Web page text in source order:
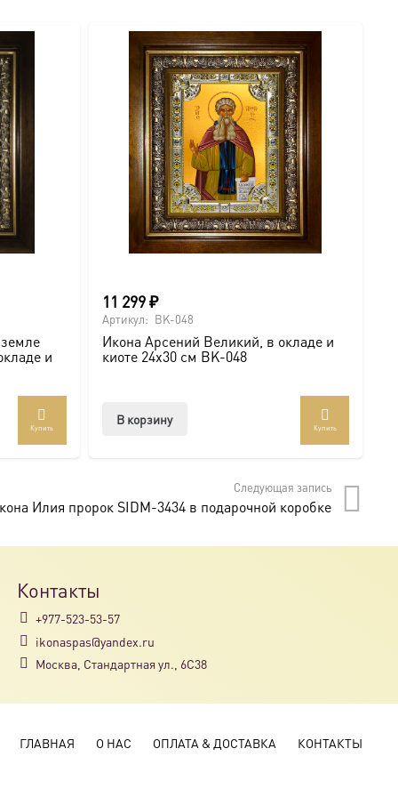
и
Купить
11 299₽
Артикул: BK-048
Икона Арсений Великий, в окладе и
киоте 24х30 см BK-048
В корзину
Купить
Следующая запись
Илия пророк SIDM-3434 в подарочной коробке
Контакты
+977-523-53-57
ikonaspas@yandex.ru
Москва, Стандартная ул., 6С38
ГЛАВНАЯ О НАС ОПЛАТА & ДОСТАВКА КОНТАКТЫ